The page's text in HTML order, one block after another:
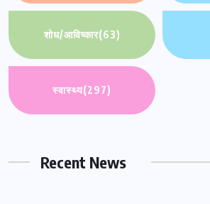
शोध/आविष्कार(63)
स्वास्थ्य(297)
Recent News